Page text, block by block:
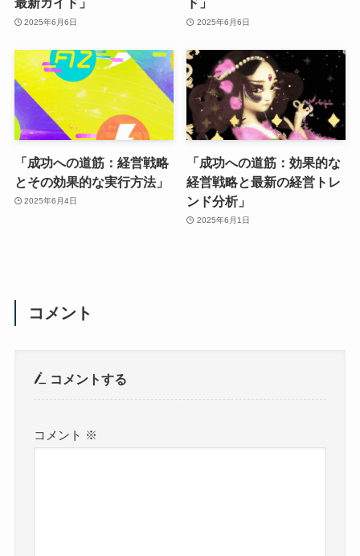
2025年6月6日 2025年6月6日
「成功への道筋：経営戦略
とその効果的な実行方法」
2025年6月4日
「成功への道筋：効果的な
経営戦略と最新の経営トレ
ンド分析」
2025年6月1日
コメント
コメントする
コメント ※